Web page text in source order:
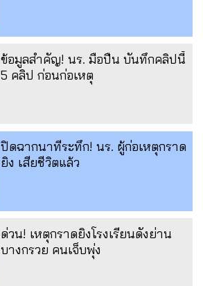
ข้อมูลสำคัญ! นร. มือปืน บันทึกคลิปนี้
5 คลิป ก่อนก่อเหตุ
ปิดฉากนาทีระทึก! นร. ผู้ก่อเหตุกราด
ยิง เสียชีวิตแล้ว
ด่วน! เหตุกราดยิงโรงเรียนดังย่าน
บางกรวย คนเจ็บพุ่ง